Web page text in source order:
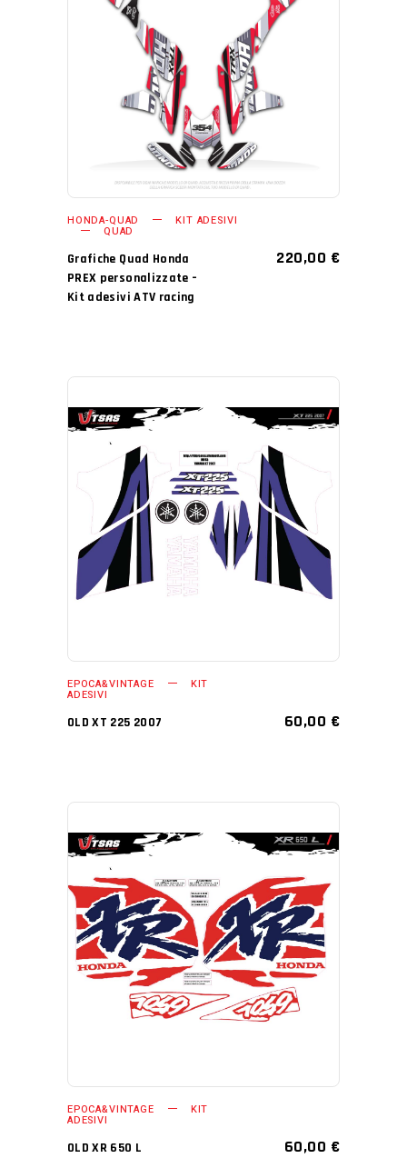
AGGIUNGI AL CARRELLO
HONDA-QUAD KIT ADESIVI
QUAD
Grafiche Quad Honda
PREX personalizzate –
Kit adesivi ATV racing
220,00 €
AGGIUNGI AL CARRELLO
EPOCA&VINTAGE KIT
ADESIVI
OLD XT 225 2007 60,00 €
AGGIUNGI AL CARRELLO
EPOCA&VINTAGE KIT
ADESIVI
OLD XR 650 L 60,00 €